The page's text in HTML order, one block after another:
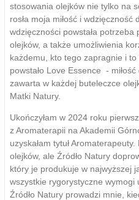
stosowania olejków nie tylko na
rosła moja miłość i wdzięczność
wdzięczności powstała
olejków, a także umożliwienia
każdemu, kto tego zapragnie i
powstało Love Essence -
zawarta w każdej buteleczce
Matki Natury.
Ukończyłam w 2024 roku
z Aromaterapii na Akademii
uzyskałam tytuł
olejków, ale Źródło Natury
który je produkuje w najwyższej
wszystkie rygorystyczne wymogi
Źródło Natury prowadzi mnie,